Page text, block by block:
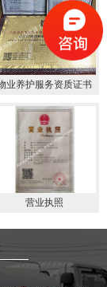
业养护服务资质证书
营业执照